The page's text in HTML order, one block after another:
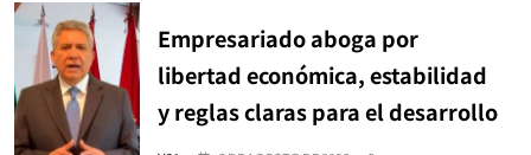
Empresariado aboga por
libertad económica, estabilidad
y reglas claras para el desarrollo